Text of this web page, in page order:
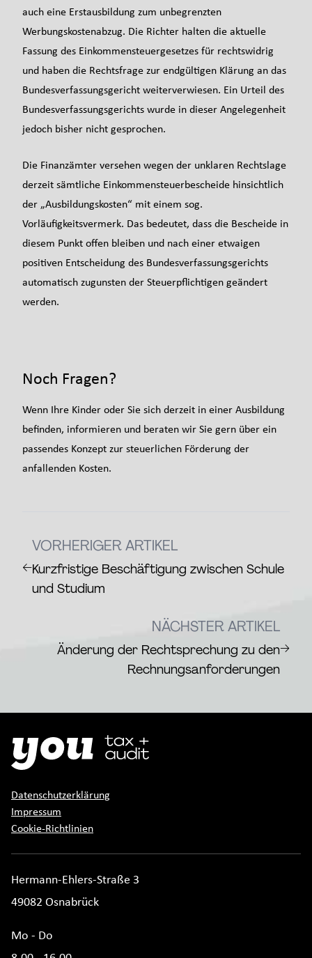
auch eine Erstausbildung zum unbegrenzten
Werbungskostenabzug. Die Richter halten die aktuelle
Fassung des Einkommensteuergesetzes für rechtswidrig
und haben die Rechtsfrage zur endgültigen Klärung an das
Bundesverfassungsgericht weiterverwiesen. Ein Urteil des
Bundesverfassungsgerichts wurde in dieser Angelegenheit
jedoch bisher nicht gesprochen.
Die Finanzämter versehen wegen der unklaren Rechtslage
derzeit sämtliche Einkommensteuerbescheide hinsichtlich
der „Ausbildungskosten“ mit einem sog.
Vorläufigkeitsvermerk. Das bedeutet, dass die Bescheide in
diesem Punkt offen bleiben und nach einer etwaigen
positiven Entscheidung des Bundesverfassungsgerichts
automatisch zugunsten der Steuerpflichtigen geändert
werden.
Noch Fragen?
Wenn Ihre Kinder oder Sie sich derzeit in einer Ausbildung
befinden, informieren und beraten wir Sie gern über ein
passendes Konzept zur steuerlichen Förderung der
anfallenden Kosten.
←
VORHERIGER ARTIKEL
Kurzfristige Beschäftigung zwischen Schule
und Studium
NÄCHSTER ARTIKEL
Änderung der Rechtsprechung zu den
Rechnungsanforderungen
→
Datenschutzerklärung
Impressum
Cookie-Richtlinien
Hermann-Ehlers-Straße 3
49082 Osnabrück
Mo - Do